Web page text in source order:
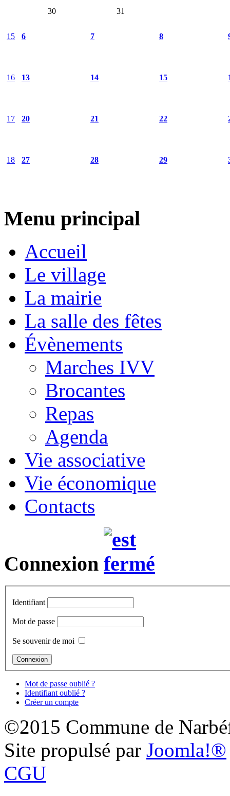
30
31
15 6 7 8
16 13 14 15
17 20 21 22
18 27 28 29
Menu principal
Accueil
Le village
La mairie
La salle des fêtes
Évènements
Marches IVV
Brocantes
Repas
Agenda
Vie associative
Vie économique
Contacts
Connexion
Identifiant
Mot de passe
Se souvenir de moi
Mot de passe oublié ?
Identifiant oublié ?
Créer un compte
©2015 Commune de
Site propulsé par Joomla!®
CGU